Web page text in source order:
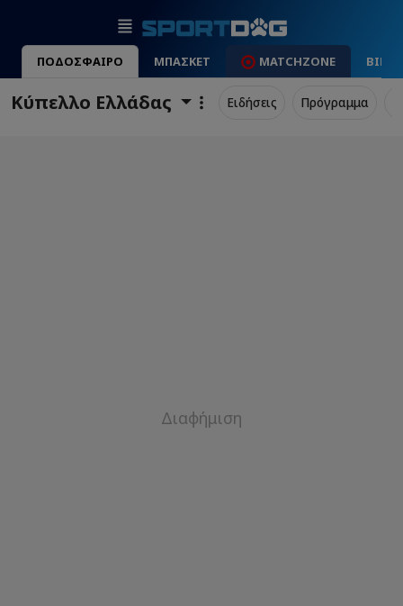
ΠΟΔΟΣΦΑΙΡΟ ΜΠΑΣΚΕΤ MATCHZONE
Κύπελλο Ελλάδας Ειδήσεις Πρόγραμμα